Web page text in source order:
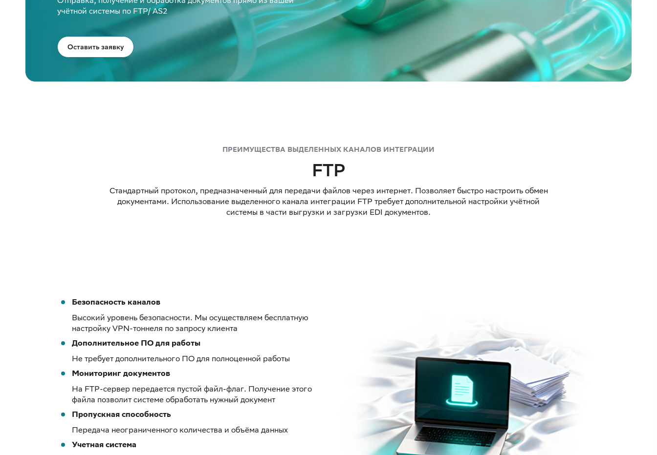
учётной системы по FTP/ AS2
Оставить заявку
ПРЕИМУЩЕСТВА ВЫДЕЛЕННЫХ КАНАЛОВ ИНТЕГРАЦИИ
FTP
Cтандартный протокол, предназначенный для передачи файлов через интернет. Позволяет быстро настроить обмен
документами. Использование выделенного канала интеграции FTP требует дополнительной настройки учётной
системы в части выгрузки и загрузки EDI документов.
Безопасность каналов
Высокий уровень безопасности. Мы осуществляем бесплатную
настройку VPN-тоннеля по запросу клиента
Дополнительное ПО для работы
Не требует дополнительного ПО для полноценной работы
Мониторинг документов
На FTP-сервер передается пустой файл-флаг. Получение этого
файла позволит системе обработать нужный документ
Пропускная способность
Передача неограниченного количества и объёма данных
Учетная система